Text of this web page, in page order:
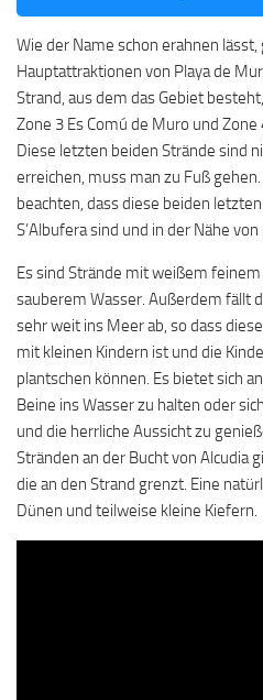
Wie der Name schon erahnen
Hauptattraktionen von Playa de
Strand, aus dem das Gebiet
Zone 3 Es Comú de Muro und Zone
Diese letzten beiden Strände sind
erreichen, muss man zu Fuß
beachten, dass diese beiden
S’Albufera sind und in der Nähe von
Es sind Strände mit weißem
sauberem Wasser. Außerdem fällt
sehr weit ins Meer ab, so dass
mit kleinen Kindern ist und die
plantschen können. Es bietet sich
Beine ins Wasser zu halten oder
und die herrliche Aussicht zu
Stränden an der Bucht von Alcudia
die an den Strand grenzt. Eine
Dünen und teilweise kleine Kiefern.